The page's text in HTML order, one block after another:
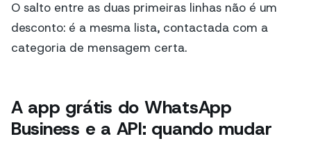
O salto entre as duas primeiras linhas não é um
desconto: é a mesma lista, contactada com a
categoria de mensagem certa.
A app grátis do WhatsApp
Business e a API: quando mudar